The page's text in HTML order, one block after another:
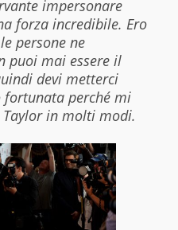
impersonare
forza incredibile. Ero
persone ne
puoi mai essere il
devi metterci
fortunata perché mi
in molti modi.